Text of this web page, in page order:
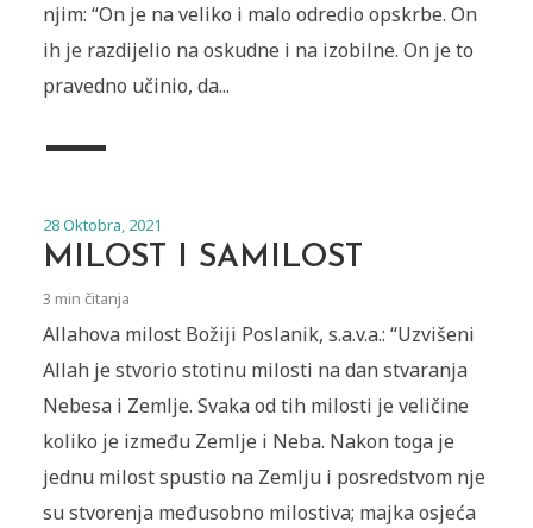
njim: “On je na veliko i malo odredio opskrbe. On
ih je razdijelio na oskudne i na izobilne. On je to
pravedno učinio, da...
28 Oktobra, 2021
MILOST I SAMILOST
3 min čitanja
Allahova milost Božiji Poslanik, s.a.v.a.: “Uzvišeni
Allah je stvorio stotinu milosti na dan stvaranja
Nebesa i Zemlje. Svaka od tih milosti je veličine
koliko je između Zemlje i Neba. Nakon toga je
jednu milost spustio na Zemlju i posredstvom nje
su stvorenja međusobno milostiva; majka osjeća